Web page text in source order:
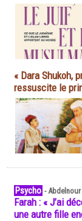
« Dara Shukoh,
ressuscite le
Psycho -
Farah : « J’ai
une autre fille